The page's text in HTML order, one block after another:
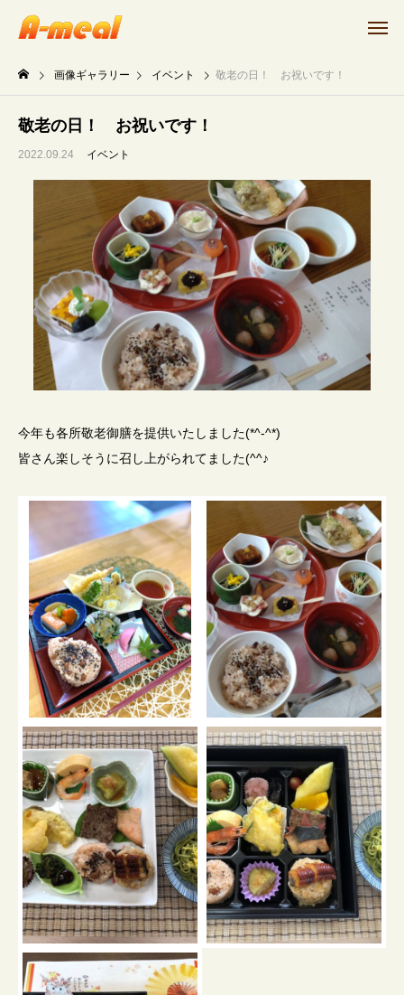
画像ギャラリー イベント 敬老の日！ お祝いです！
敬老の日！ お祝いです！
2022.09.24 イベント
今年も各所敬老御膳を提供いたしました(*^-^*)
皆さん楽しそうに召し上がられてました(^^♪